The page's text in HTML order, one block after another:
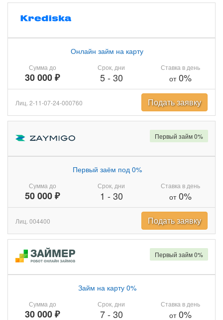
Сумма до
30 000 ₽
Онлайн займ на карту
Срок, дни
5- 30
Ставка в день
от0%
Лиц. 2-11-07-24-000760 Подать заявку
Сумма до
50 000 ₽
Первый заём под 0%
Срок, дни
1 - 30
Ставка в день
от0%
Первый займ 0%
Лиц. 004400 Подать заявку
Сумма до
30 000 ₽
Займ на карту 0%
Срок, дни
7- 30
Ставка в день
от0%
Первый займ 0%